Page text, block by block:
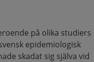
på olika studiers
epidemiologisk
skadat sig själva vid